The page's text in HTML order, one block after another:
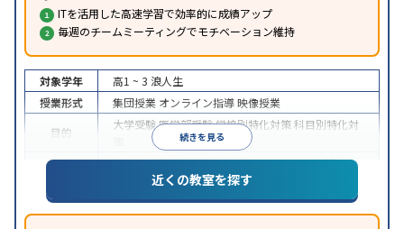
ITを活用した高速学習で効率的に成績アップ
毎週のチームミーティングでモチベーション維持
続きを見る
対象学年 高1 ~ 3 浪人生
授業形式
集団授業 オンライン指導映像授業
目的
大学受験医学部受験学校別特化対策科目別特化対
特待生・奨学金制度あり授業の振替可能学習に
PC・タブレットを利用1科目から受講可能
習のみの受講可
※2024年6月調査。大学受験塾・予備校のアンケート調査方法を参照
近くの教室を探す